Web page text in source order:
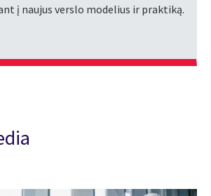
į naujus verslo modelius ir praktiką.